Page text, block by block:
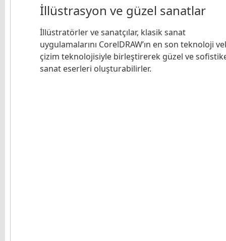
İllüstrasyon ve güzel sanatlar
İllüstratörler ve sanatçılar, klasik sanat
uygulamalarını CorelDRAW’ın en son teknoloji
çizim teknolojisiyle birleştirerek güzel ve
sanat eserleri oluşturabilirler.